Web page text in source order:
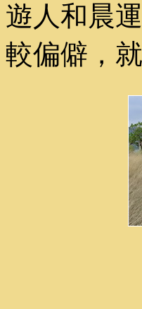
遊人和晨
較偏僻，